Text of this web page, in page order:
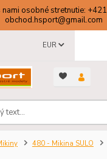
osobné stretnutie:
obchod.hsport@gmail.com
EUR
480 - Mikina SULO